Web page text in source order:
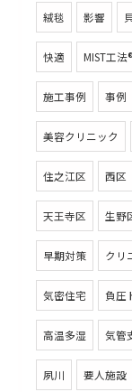
絨毯 影響
快適 MIST工法®
施工事例 事例
美容クリニック
住之江区 西区
天王寺区 生野
早期対策 クリ
気密住宅 負圧
高温多湿 気管
夙川 要人施設